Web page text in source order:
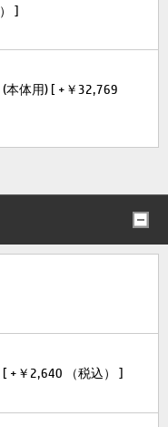
]
本体用) [ +￥32,769
+￥2,640 （税込） ]